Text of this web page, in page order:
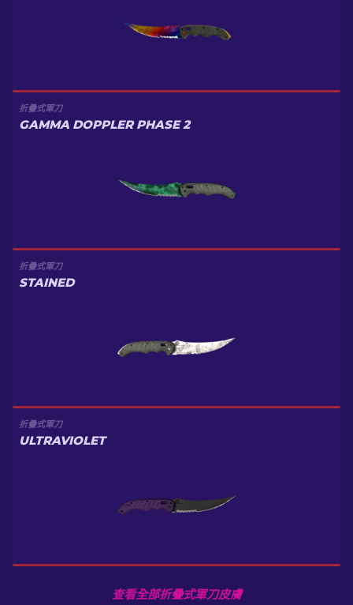
折疊式軍刀
GAMMA DOPPLER PHASE 2
折疊式軍刀
STAINED
折疊式軍刀
ULTRAVIOLET
查看全部折疊式軍刀皮膚